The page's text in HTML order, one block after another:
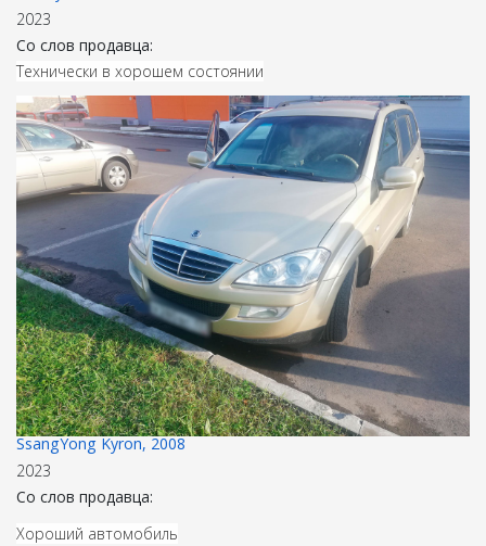
2023
Со слов продавца:
Технически в хорошем состоянии
SsangYong Kyron, 2008
2023
Со слов продавца:
Хороший автомобиль